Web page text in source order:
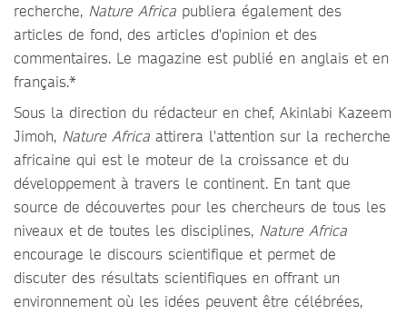
recherche, Nature Africa publiera également des
articles de fond, des articles d'opinion et des
commentaires. Le magazine est publié en anglais et en
français.*
Sous la direction du rédacteur en chef, Akinlabi Kazeem
Jimoh, Nature Africa attirera l'attention sur la recherche
africaine qui est le moteur de la croissance et du
développement à travers le continent. En tant que
source de découvertes pour les chercheurs de tous les
niveaux et de toutes les disciplines, Nature Africa
encourage le discours scientifique et permet de
discuter des résultats scientifiques en offrant un
environnement où les idées peuvent être célébrées,